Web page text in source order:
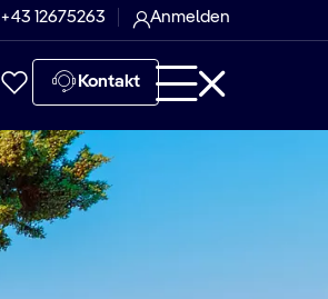
+43 12675263 Anmelden
Kontakt